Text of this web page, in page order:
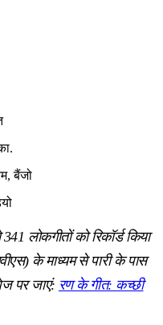
बैंजो
लोकगीतों को रिकॉर्ड किया
के माध्यम से पारी के पास
पर जाएं: रण के गीत: कच्छी